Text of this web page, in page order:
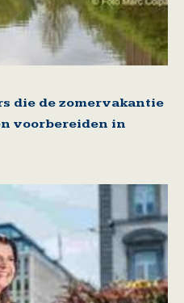
die de zomervakantie
voorbereiden in